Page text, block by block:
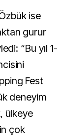
ise
gurur
“Bu yıl 1-
Fest
deneyim
ülkeye
çok